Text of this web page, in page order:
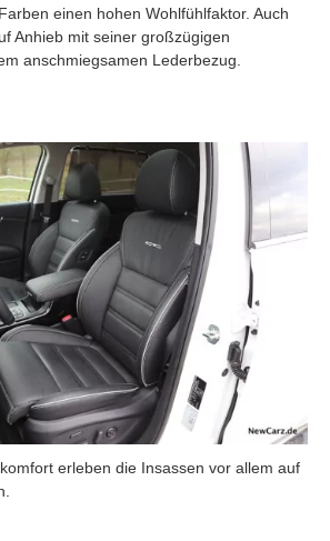
einen hohen Wohlfühlfaktor. Auch
Anhieb mit seiner großzügigen
anschmiegsamen Lederbezug.
erleben die Insassen vor allem auf